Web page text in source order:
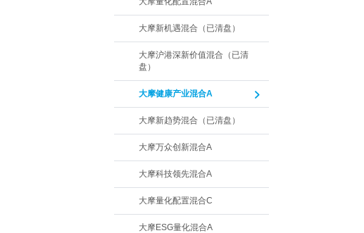
大摩新机遇混合（已清盘）
大摩沪港深新价值混合（已清
盘）
大摩健康产业混合A
大摩新趋势混合（已清盘）
大摩万众创新混合A
大摩科技领先混合A
大摩量化配置混合C
大摩ESG量化混合A